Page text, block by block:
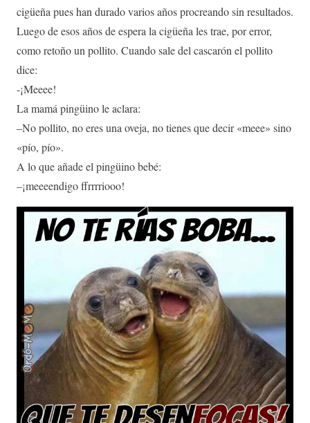
cigüeña pues han durado varios años procreando sin resultados.
Luego de esos años de espera la cigüeña les trae, por error,
como retoño un pollito. Cuando sale del cascarón el pollito
dice:
-¡Meeee!
La mamá pingüino le aclara:
–No pollito, no eres una oveja, no tienes que decir «meee» sino
«pío, pío».
A lo que añade el pingüino bebé:
–¡meeeendigo ffrrrriooo!